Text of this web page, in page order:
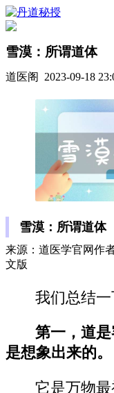
雪漠：所谓道体
道医阁 2023-09-18
雪漠：所谓道体
来源：道医学官网作
文版
我们总结一
第一，道
是想象出来的。
它是万物